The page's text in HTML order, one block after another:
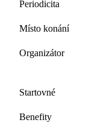
Periodicita
Místo konání
Organizátor
Startovné
Benefity